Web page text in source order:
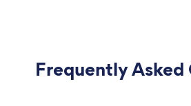
Frequently Asked